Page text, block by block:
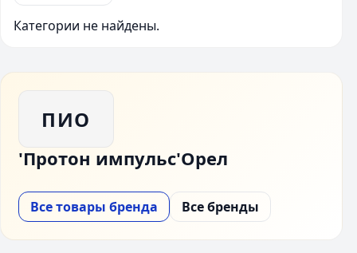
Категории не найдены.
ПИО
'Протон импульс'Орел
Все товары бренда Все бренды